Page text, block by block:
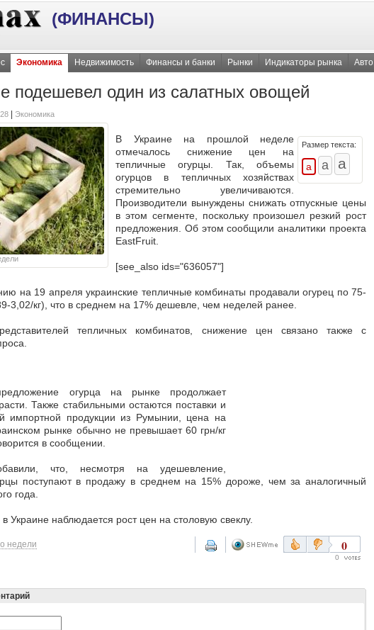
(ФИНАНСЫ)
Экономика Недвижимость Финансы и банки Рынки Индикаторы рынка Авто
подешевел один из салатных овощей
Экономика
Размер текста:
В Украине на прошлой неделе
отмечалось снижение цен на
тепличные огурцы. Так, объемы
огурцов в тепличных хозяйствах
стремительно увеличиваются.
Производители вынуждены снижать отпускные цены
в этом сегменте, поскольку произошел резкий рост
предложения. Об этом сообщили аналитики проекта
EastFruit.
[see_also ids="636057"]
на 19 апреля украинские тепличные комбинаты продавали огурец по 75-
3,02/кг), что в среднем на 17% дешевле, чем неделей ранее.
тепличных комбинатов, снижение цен связано также с
огурца на рынке продолжает
Также стабильными остаются поставки и
импортной продукции из Румынии, цена на
рынке обычно не превышает 60 грн/кг
в сообщении.
что, несмотря на удешевление,
поступают в продажу в среднем на 15% дороже, чем за аналогичный
года.
Украине наблюдается рост цен на столовую свеклу.
недели 0
0